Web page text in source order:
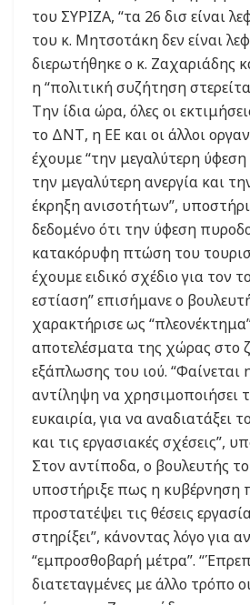
του ΣΥΡΙΖΑ, “τα 26 δισ είναι
του κ. Μητσοτάκη δεν είναι
διερωτήθηκε ο κ. Ζαχαριάδης
η “πολιτική συζήτηση
Την ίδια ώρα, όλες οι
το ΔΝΤ, η ΕΕ και οι άλλοι
έχουμε “την μεγαλύτερη
την μεγαλύτερη ανεργία και
έκρηξη ανισοτήτων”,
δεδομένο ότι την ύφεση
κατακόρυφη πτώση του
έχουμε ειδικό σχέδιο για τον
εστίαση” επισήμανε ο
χαρακτήρισε ως
αποτελέσματα της χώρας στο
εξάπλωσης του ιού. “Φαίνεται
αντίληψη να χρησιμοποιήσει
ευκαιρία, για να αναδιατάξει
και τις εργασιακές σχέσεις”,
Στον αντίποδα, ο βουλευτής
υποστήριξε πως η κυβέρνηση
προστατέψει τις θέσεις
στηρίξει”, κάνοντας λόγο για
“εμπροσθοβαρή μέτρα”.
διατεταγμένες με άλλο τρόπο